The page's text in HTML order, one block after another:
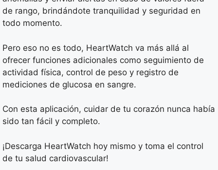
de rango, brindándote tranquilidad y seguridad en
todo momento.
Pero eso no es todo, HeartWatch va más allá al
ofrecer funciones adicionales como seguimiento de
actividad física, control de peso y registro de
mediciones de glucosa en sangre.
Con esta aplicación, cuidar de tu corazón nunca había
sido tan fácil y completo.
¡Descarga HeartWatch hoy mismo y toma el control
de tu salud cardiovascular!